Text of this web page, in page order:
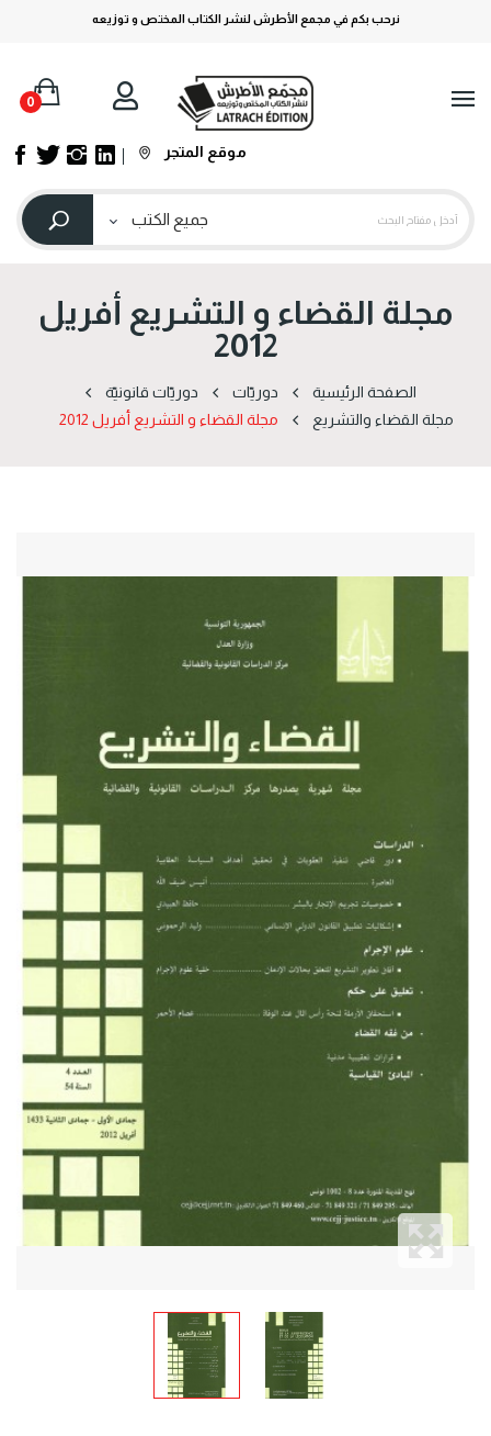
نرحب بكم في مجمع الأطرش لنشر الكتاب المختص و توزيعه
0
موقع المتجر
مجلة القضاء و التشريع أفريل
2012
الصفحة الرئيسية دوریّات
دوریّات قانونیّة
مجلة القضاء والتشريع
مجلة القضاء و التشريع أفريل 2012